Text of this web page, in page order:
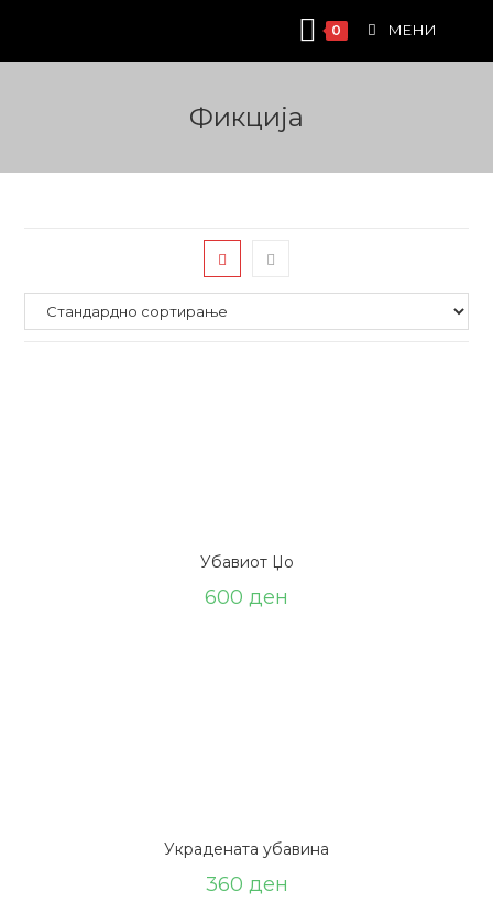
content
0 МЕНИ
Фикција
Убавиот Џо
600 ден
Украдената убавина
360 ден